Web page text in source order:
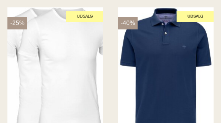
UDSALG
-25%
UDSALG
-40%